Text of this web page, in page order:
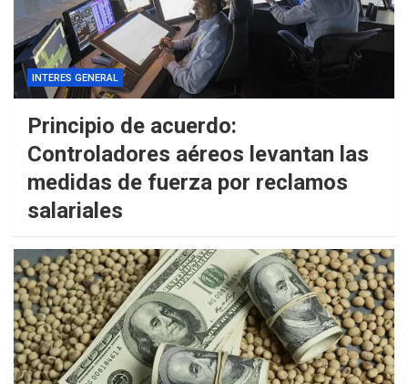
INTERES GENERAL
Principio de acuerdo:
Controladores aéreos levantan las
medidas de fuerza por reclamos
salariales